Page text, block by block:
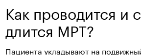
Как проводится и
длится МРТ?
Пациента укладывают на